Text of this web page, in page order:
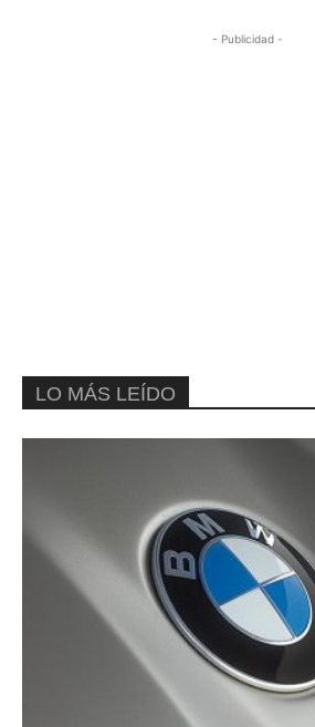
- Publicidad -
LO MÁS LEÍDO